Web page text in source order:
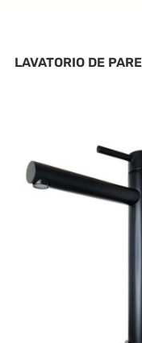
LAVATORIO DE